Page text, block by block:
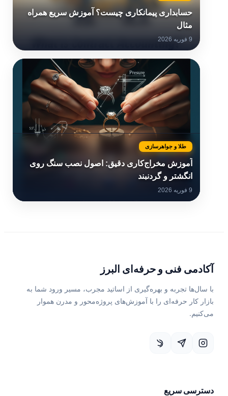
حسابداری پیمانکاری چیست؟ آموزش سریع همراه
مثال
9 فوریه 2026
طلا و جواهرسازی
آموزش مخراج‌کاری دقیق: اصول نصب سنگ روی
انگشتر و گردنبند
9 فوریه 2026
آکادمی فنی و حرفه‌ای البرز
با سال‌ها تجربه و بهره‌گیری از اساتید مجرب، مسیر ورود شما به
بازار کار حرفه‌ای را با آموزش‌های پروژه‌محور و مدرن هموار
می‌کنیم.
دسترسی سریع